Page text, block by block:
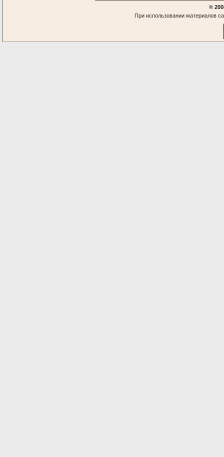
©
При использовании материалов